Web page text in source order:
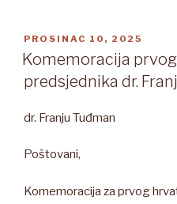
OBJAVLJENO
PROSINAC 10, 2025
Komemoracija
predsjednika dr.
dr. Franju Tuđman
Poštovani,
Komemoracija za prvog